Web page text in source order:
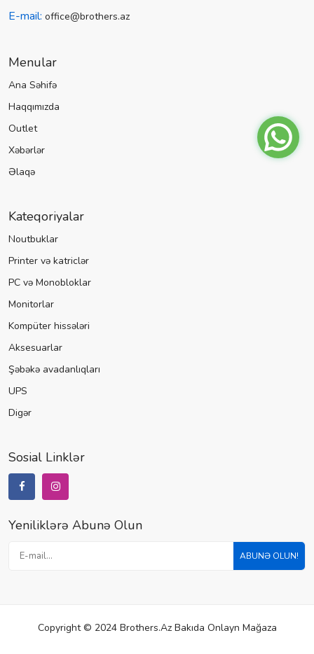
E-mail: office@brothers.az
Menular
Ana Səhifə
Haqqımızda
Outlet
Xəbərlər
Əlaqə
Kateqoriyalar
Noutbuklar
Printer və katriclər
PC və Monobloklar
Monitorlar
Kompüter hissələri
Aksesuarlar
Şəbəkə avadanlıqları
UPS
Digər
Sosial Linklər
Yeniliklərə Abunə Olun
ABUNƏ OLUN!
Copyright © 2024 Brothers.az Bakıda Onlayn Mağaza